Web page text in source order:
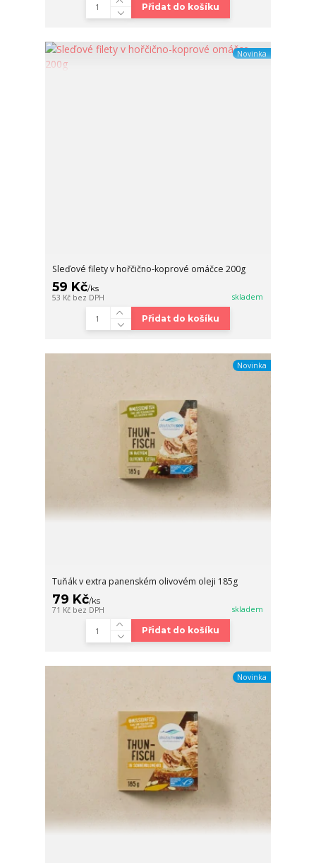
Přidat do košíku
Novinka
Sleďové filety v hořčično-koprové omáčce 200g
59 Kč/ks
53 Kč bez DPH skladem
Přidat do košíku
Novinka
Tuňák v extra panenském olivovém oleji 185g
79 Kč/ks
71 Kč bez DPH skladem
Přidat do košíku
Novinka